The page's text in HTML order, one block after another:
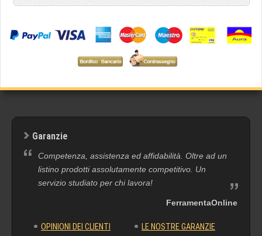
Garanzie
Competenza, assistenza ed affidabilità. Oltre ad un
listino prodotti assolutamente competitivo. Un
servizio studiato per chi lavora!
FerramentaOnline
OPINIONI DEI CLIENTI LE NOSTRE GARANZIE